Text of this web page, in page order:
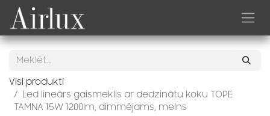
Skip to Content
Visi produkti
Led lineārs gaismeklis ar dedzinātu koku TOPE
TAMNA 15W 1200lm, dimmējams, melns